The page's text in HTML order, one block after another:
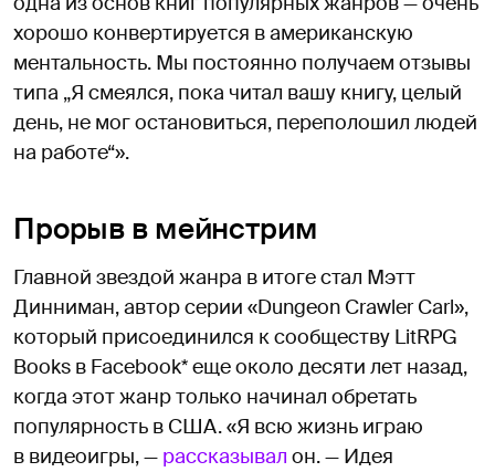
хорошо конвертируется в американскую
ментальность. Мы постоянно получаем отзывы
типа „Я смеялся, пока читал вашу книгу, целый
день, не мог остановиться, переполошил людей
на работе“».
Прорыв в мейнстрим
Главной звездой жанра в итоге стал Мэтт
Динниман, автор серии «Dungeon Crawler Carl»,
который присоединился к сообществу LitRPG
Books в Facebook* еще около десяти лет назад,
когда этот жанр только начинал обретать
популярность в США. «Я всю жизнь играю
в видеоигры, — рассказывал он. — Идея